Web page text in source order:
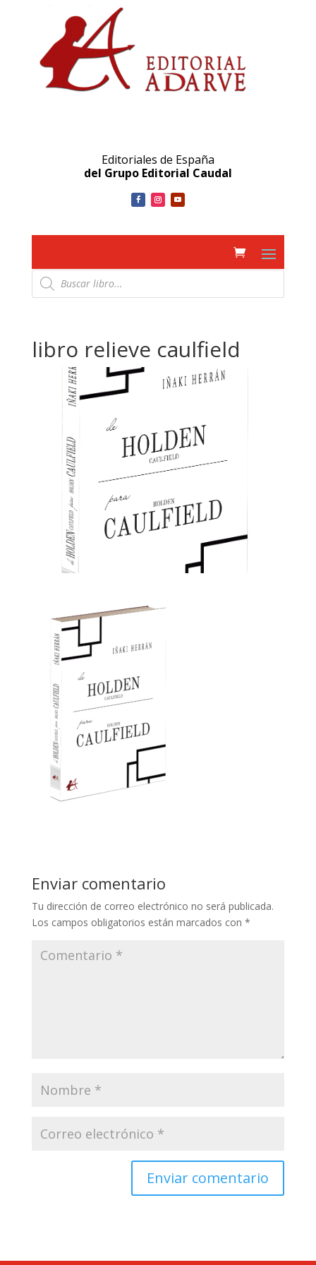
Editoriales de España
del Grupo Editorial Caudal
Búsqueda
de
productos
libro relieve caulfield
Enviar comentario
Tu dirección de correo electrónico no será publicada.
Los campos obligatorios están marcados con *